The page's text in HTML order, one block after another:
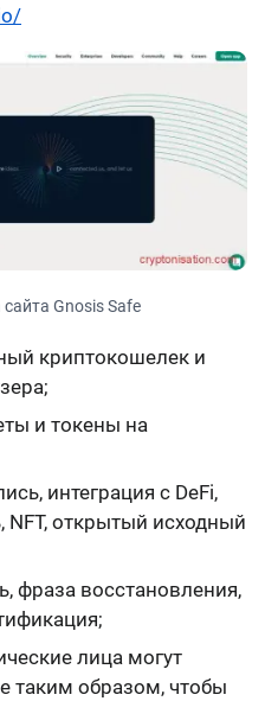
Gnosis Safe
криптокошелек и
;
и токены на
интеграция с DeFi,
NFT, открытый исходный
фраза восстановления,
;
лица могут
таким образом, чтобы